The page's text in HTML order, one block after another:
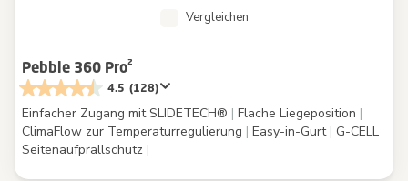
Vergleichen
Pebble 360 Pro²
4.5 (128)
Einfacher Zugang mit SLIDETECH® | Flache Liegeposition |
ClimaFlow zur Temperaturregulierung | Easy-in-Gurt | G-CELL
Seitenaufprallschutz |